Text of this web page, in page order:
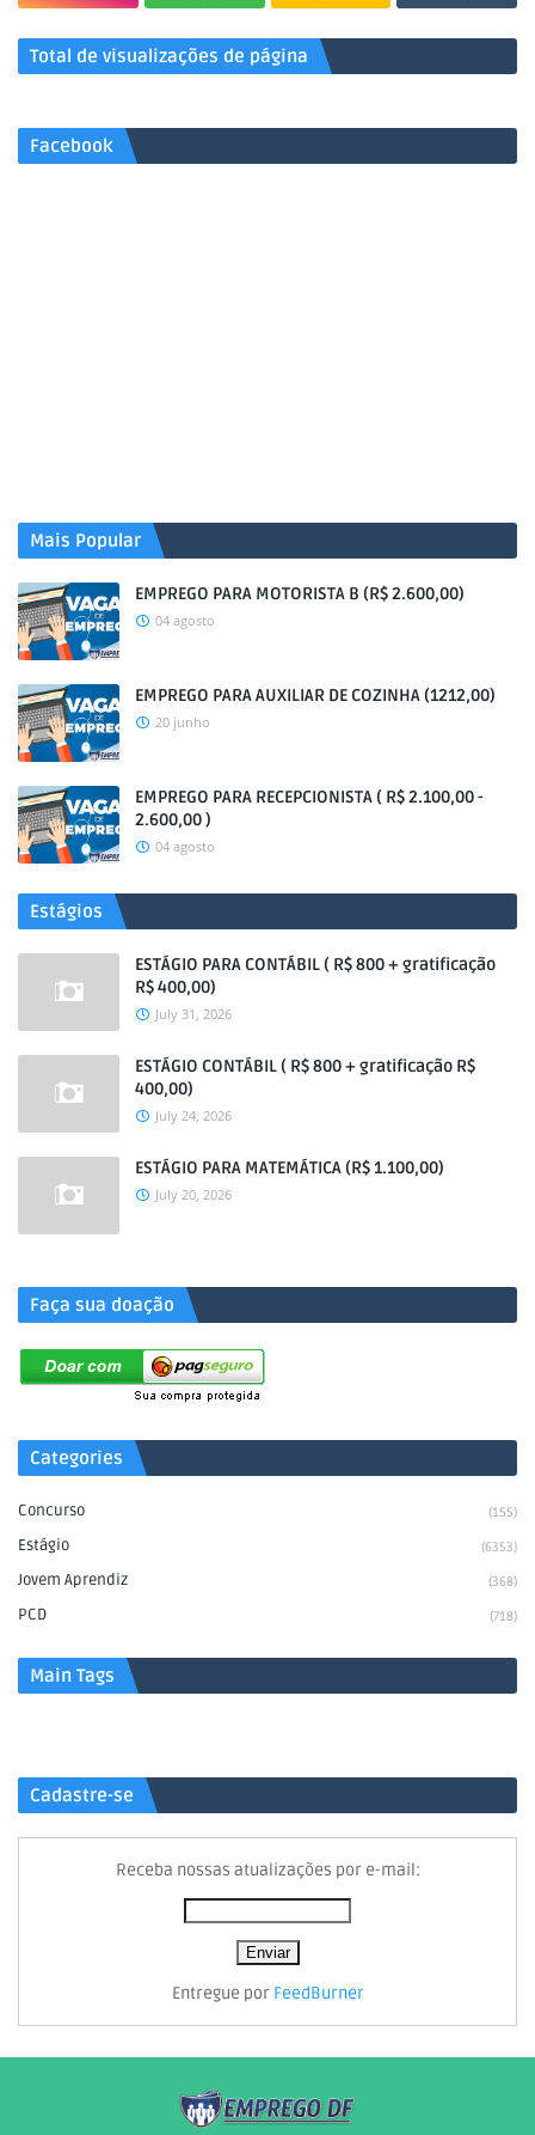
Total de visualizações de página
Facebook
Mais Popular
EMPREGO PARA MOTORISTA B (R$ 2.600,00)
04 agosto
EMPREGO PARA AUXILIAR DE COZINHA (1212,00)
20 junho
EMPREGO PARA RECEPCIONISTA ( R$ 2.100,00 -
2.600,00 )
04 agosto
Estágios
ESTÁGIO PARA CONTÁBIL ( R$ 800 + gratificação
R$ 400,00)
July 31, 2026
ESTÁGIO CONTÁBIL ( R$ 800 + gratificação R$
400,00)
July 24, 2026
ESTÁGIO PARA MATEMÁTICA (R$ 1.100,00)
July 20, 2026
Faça sua doação
Categories
Concurso (155)
Estágio (6353)
Jovem Aprendiz (368)
PCD (718)
Main Tags
Cadastre-se
Receba nossas atualizações por e-mail:
Entregue por FeedBurner